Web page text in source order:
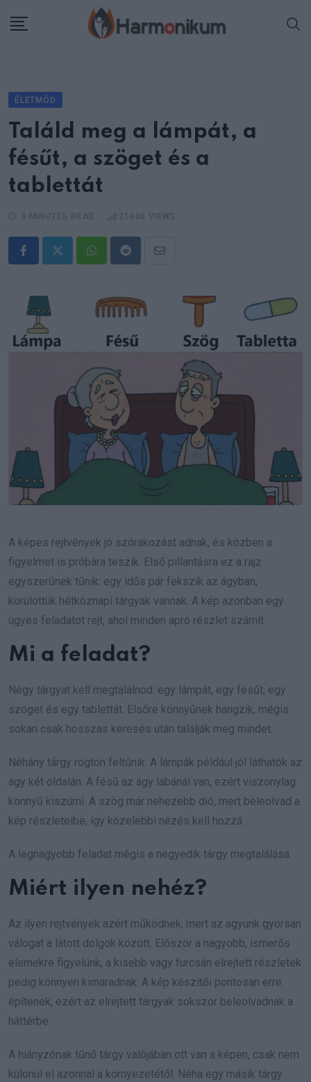
ÉLETMÓD
Találd meg a lámpát, a
fésűt, a szöget és a
tablettát
WhatsappRedditShare
Email
A képes rejtvények jó szórakozást adnak, és közben a
figyelmet is próbára teszik. Első pillantásra ez a rajz
egyszerűnek tűnik: egy idős pár fekszik az ágyban,
körülöttük hétköznapi tárgyak vannak. A kép azonban egy
ügyes feladatot rejt, ahol minden apró részlet számít.
Mi a feladat?
Négy tárgyat kell megtalálnod: egy lámpát, egy fésűt, egy
szöget és egy tablettát. Elsőre könnyűnek hangzik, mégis
sokan csak hosszas keresés után találják meg mindet.
Néhány tárgy rögtön feltűnik. A lámpák például jól láthatók az
ágy két oldalán. A fésű az ágy lábánál van, ezért viszonylag
könnyű kiszúrni. A szög már nehezebb dió, mert beleolvad a
kép részleteibe, így közelebbi nézés kell hozzá.
A legnagyobb feladat mégis a negyedik tárgy megtalálása.
Miért ilyen nehéz?
Az ilyen rejtvények azért működnek, mert az agyunk gyorsan
válogat a látott dolgok között. Először a nagyobb, ismerős
elemekre figyelünk, a kisebb vagy furcsán elrejtett részletek
pedig könnyen kimaradnak. A kép készítői pontosan erre
építenek, ezért az elrejtett tárgyak sokszor beleolvadnak a
háttérbe.
A hiányzónak tűnő tárgy valójában ott van a képen, csak nem
különül el azonnal a környezetétől. Néha egy másik tárgy